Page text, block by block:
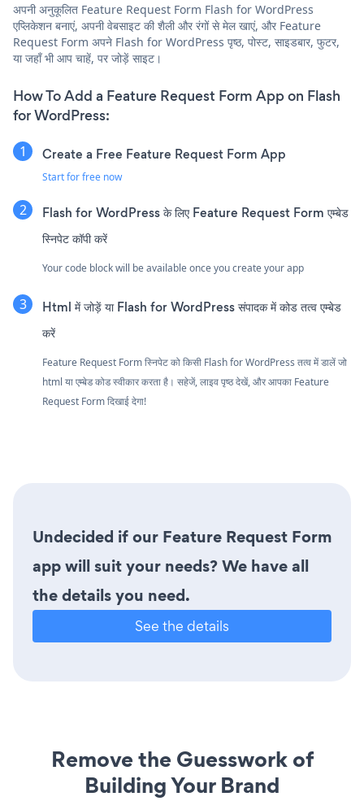
अपनी अनुकूलित Feature Request Form Flash for WordPress
एप्लिकेशन बनाएं, अपनी वेबसाइट की शैली और रंगों से मेल खाएं, और Feature
Request Form अपने Flash for WordPress पृष्ठ, पोस्ट, साइडबार, फुटर,
या जहाँ भी आप चाहें, पर जोड़ें साइट।
How To Add a Feature Request Form App on Flash
for WordPress:
Create a Free Feature Request Form App
Start for free now
Flash for WordPress के लिए Feature Request Form एम्बेड
स्निपेट कॉपी करें
Your code block will be available once you create your app
Html में जोड़ें या Flash for WordPress संपादक में कोड तत्व एम्बेड
करें
Feature Request Form स्निपेट को किसी Flash for WordPress तत्व में डालें जो
html या एम्बेड कोड स्वीकार करता है। सहेजें, लाइव पृष्ठ देखें, और आपका Feature
Request Form दिखाई देगा!
Undecided if our Feature Request Form
app will suit your needs? We have all
the details you need.
See the details
Remove the Guesswork of
Building Your Brand